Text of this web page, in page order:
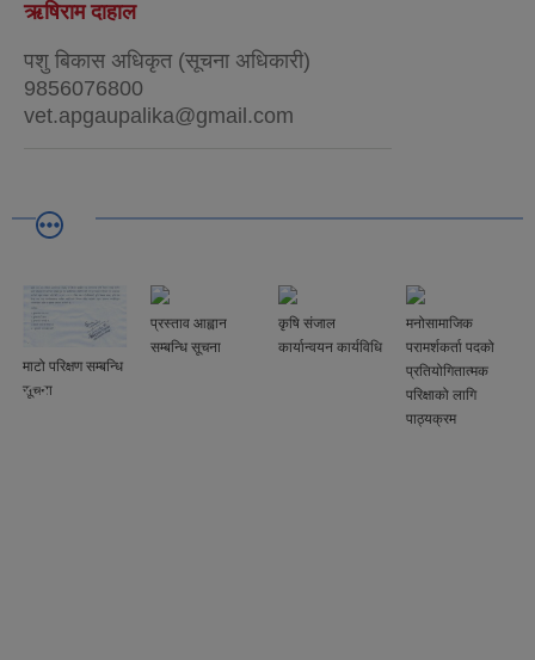
ऋषिराम दाहाल
पशु बिकास अधिकृत (सूचना अधिकारी)
9856076800
vet.apgaupalika@gmail.com
माटो परिक्षण सम्बन्धि
सूचना
प्रस्ताव आह्वान
सम्बन्धि सूचना
कृषि संजाल
कार्यान्वयन कार्यविधि
मनोसामाजिक
परामर्शकर्ता पदको
प्रतियोगितात्मक
परिक्षाको लागि
पाठ्यक्रम